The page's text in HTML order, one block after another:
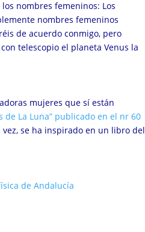
nombres femeninos: Los
nombres femeninos
de acuerdo conmigo, pero
telescopio el planeta Venus la
mujeres que sí están
de La Luna” publicado en el nr 60
se ha inspirado en un libro del
de Andalucía